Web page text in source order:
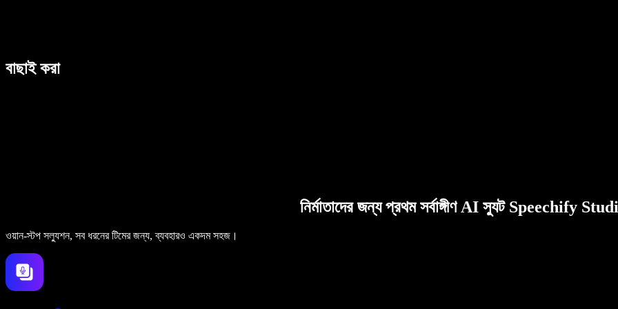
বাছাই করা
নির্মাতাদের জন্য প্রথম সর্বাঙ্গীণ AI স্যুট Speechify
ওয়ান-স্টপ সল্যুশন, সব ধরনের টিমের জন্য, ব্যবহারও একদম সহজ।